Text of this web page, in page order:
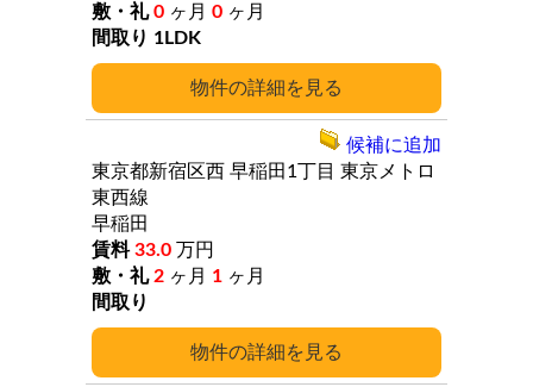
詳細
0 ヶ月 0 ヶ月
1LDK
詳細
東京都新宿区西 早稲田1丁目 東京メトロ
東西線
早稲田
33.0 万円
2 ヶ月 1 ヶ月
候補に追加